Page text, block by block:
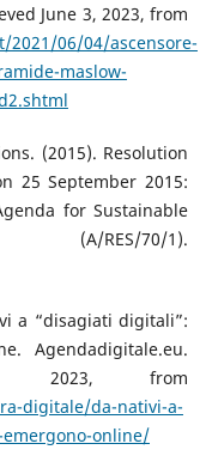
June 3, 2023, from
06/04/ascensore-
maslow-
(2015). Resolution
25 September 2015:
for Sustainable
70/1).
a “disagiati digitali”:
Agendadigitale.eu.
2023, from
digitale/da-nativi-a-
online/